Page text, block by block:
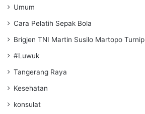
Umum
Cara Pelatih Sepak Bola
Brigjen TNI Martin Susilo Martopo Turnip
#Luwuk
Tangerang Raya
Kesehatan
konsulat